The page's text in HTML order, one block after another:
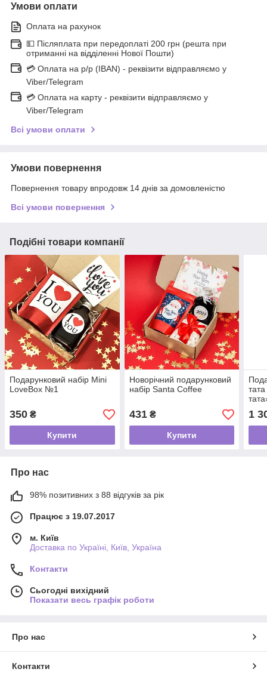
Умови оплати
Оплата на рахунок
💵 Післяплата при передоплаті 200 грн (решта при
отриманні на відділенні Нової Пошти)
💳 Оплата на р/р (IBAN) - реквізити відправляємо у
Viber/Telegram
💳 Оплата на карту - реквізити відправляємо у
Viber/Telegram
Всі умови оплати
Умови повернення
Повернення товару впродовж 14 днів за домовленістю
Всі умови повернення
Подібні товари компанії
Подарунковий набір Mini
LoveBox №1
350 ₴
Купити
Новорічний подарунковий
набір Santa Coffee
431₴
Купити
1
Про нас
98% позитивних з 88 відгуків за рік
Працює з 19.07.2017
м. Київ
Доставка по Україні, Київ, Україна
Контакти
Сьогодні вихідний
Показати весь графік роботи
Про нас
Контакти